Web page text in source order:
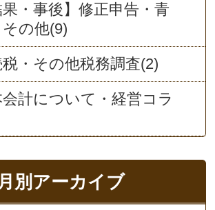
果・事後】修正申告・青
の他(9)
税・その他税務調査(2)
会計について・経営コラ
月別アーカイブ